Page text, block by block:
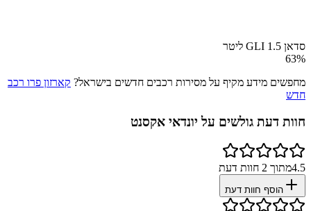
סדאן GLI 1.5 ליטר
63%
מחפשים מידע מקיף על מסירות רכבים חדשים בישראל? קארזון פרו רכב
חדש
חוות דעת גולשים על יונדאי אקסנט
4.5מתוך 2 חוות דעת
הוסף חוות דעת